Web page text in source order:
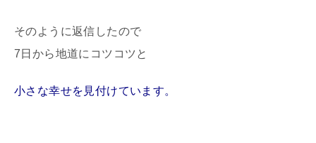
そのように返信したので
7日から地道にコツコツと
小さな幸せを見付けています。